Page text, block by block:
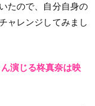
たので、自分自身の
ャレンジしてみまし
演じる柊真奈は映